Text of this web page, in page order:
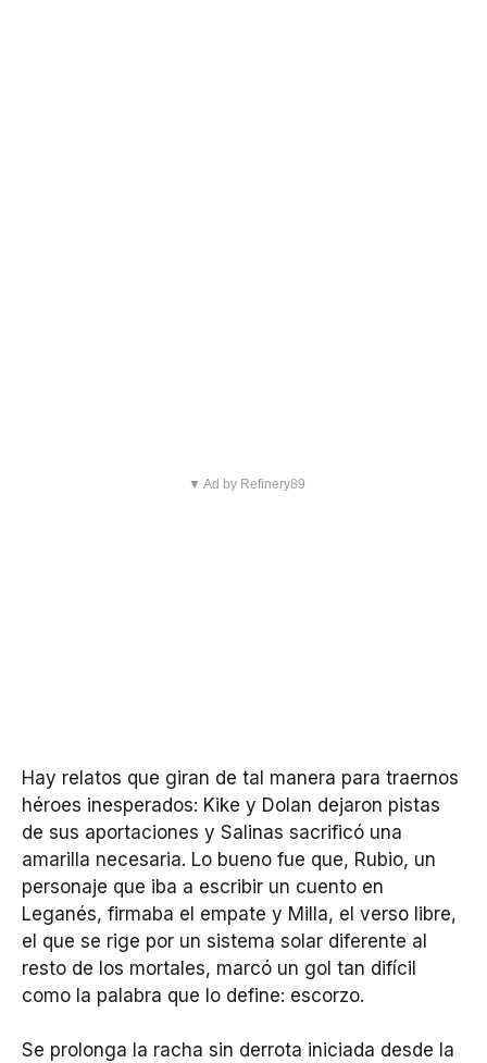
▼ Ad by Refinery89
Hay relatos que giran de tal manera para traernos
héroes inesperados: Kike y Dolan dejaron pistas
de sus aportaciones y Salinas sacrificó una
amarilla necesaria. Lo bueno fue que, Rubio, un
personaje que iba a escribir un cuento en
Leganés, firmaba el empate y Milla, el verso libre,
el que se rige por un sistema solar diferente al
resto de los mortales, marcó un gol tan difícil
como la palabra que lo define: escorzo.
Se prolonga la racha sin derrota iniciada desde la